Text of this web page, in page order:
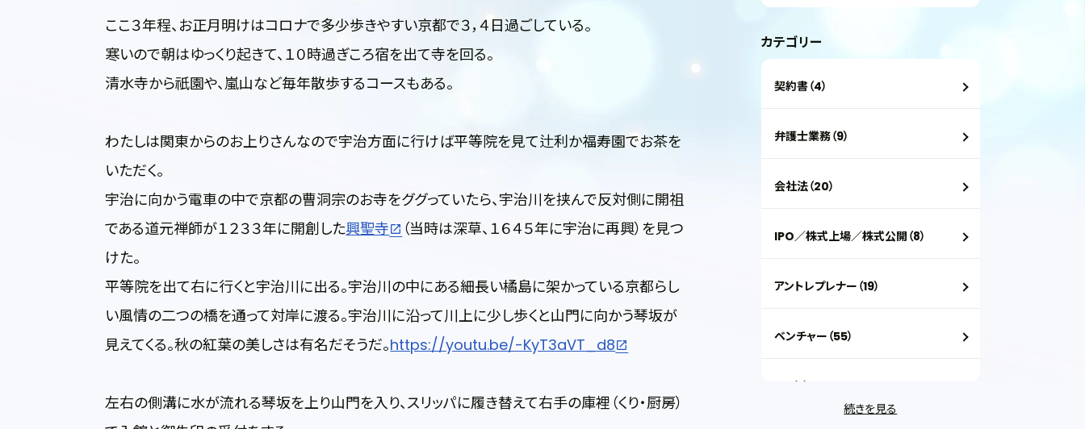
ここ３年程、お正月明けはコロナで多少歩きやすい京都で３，４日過ごしている。
寒いので朝はゆっくり起きて、１０時過ぎころ宿を出て寺を回る。
清水寺から祇園や、嵐山など毎年散歩するコースもある。
わたしは関東からのお上りさんなので宇治方面に行けば平等院を見て辻利か福寿園でお茶を
いただく。
宇治に向かう電車の中で京都の曹洞宗のお寺をググっていたら、宇治川を挟んで反対側に開祖
である道元禅師が１２３３年に開創した興聖寺
（当時は深草、１６４５年に宇治に再興）を見つ
けた。
平等院を出て右に行くと宇治川に出る。宇治川の中にある細長い橘島に架かっている京都らし
い風情の二つの橋を通って対岸に渡る。宇治川に沿って川上に少し歩くと山門に向かう琴坂が
見えてくる。秋の紅葉の美しさは有名だそうだ。https://youtu.be/-KyT3aVT_d8
左右の側溝に水が流れる琴坂を上り山門を入り、スリッパに履き替えて右手の庫裡（くり・厨房）
カテゴリー
契約書（4）
弁護士業務（9）
会社法（20）
IPO／株式上場／株式公開（8）
アントレプレナー（19）
ベンチャー（55）
VC（2）
続きを見る